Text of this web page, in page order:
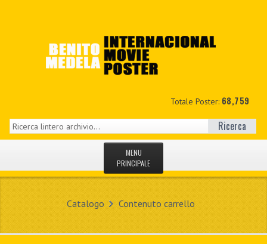
Totale Poster: 68,759
Ricerca
MENU
PRINCIPALE
IL MIO CONTO
Catalogo Contenuto carrello